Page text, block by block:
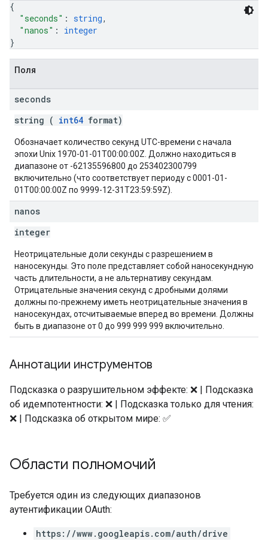
{
"seconds" : string,
"nanos" : integer
}
Поля
seconds
string ( int64 format)
Обозначает количество секунд UTC-времени с начала
эпохи Unix 1970-01-01T00:00:00Z. Должно находиться в
диапазоне от -62135596800 до 253402300799
включительно (что соответствует периоду с 0001-01-
01T00:00:00Z по 9999-12-31T23:59:59Z).
nanos
integer
Неотрицательные доли секунды с разрешением в
наносекунды. Это поле представляет собой наносекундную
часть длительности, а не альтернативу секундам.
Отрицательные значения секунд с дробными долями
должны по-прежнему иметь неотрицательные значения в
наносекундах, отсчитываемые вперед во времени. Должны
быть в диапазоне от 0 до 999 999 999 включительно.
Аннотации инструментов
Подсказка о разрушительном эффекте: ❌ | Подсказка
об идемпотентности: ❌ | Подсказка только для чтения:
❌ | Подсказка об открытом мире: ✅
Области полномочий
Требуется один из следующих диапазонов
аутентификации OAuth:
https://www.googleapis.com/auth/drive